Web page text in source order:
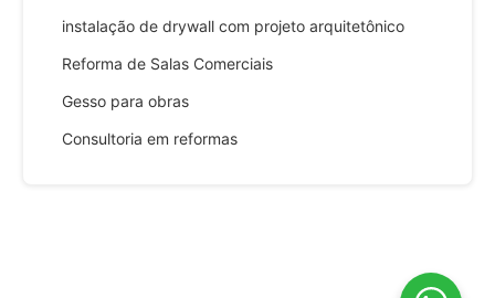
instalação de drywall com projeto arquitetônico
Reforma de Salas Comerciais
Gesso para obras
Consultoria em reformas